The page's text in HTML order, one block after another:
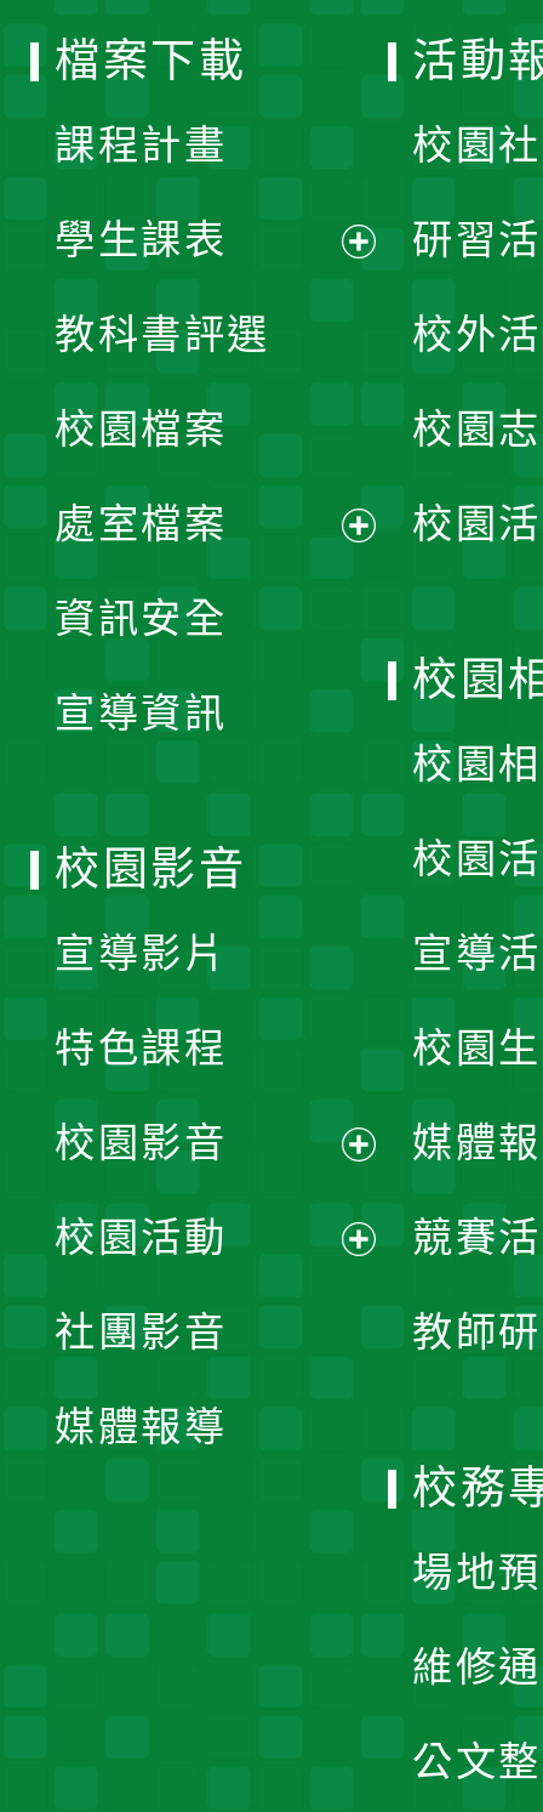
檔案下載
課程計畫
學生課表
單
教科書評選
校園檔案
處室檔案
資訊安全
宣導資訊
活動
校園
研習
校外
校園
校園
校園
校園
校園
宣導
校園
媒體
競賽
教師
校園影音
宣導影片
特色課程
校園影音
開
校園活動
社團影音
媒體報導
校務
場地
維修
公文